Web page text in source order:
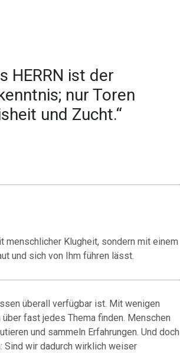
HERRN ist der
nur Toren
und Zucht.“
menschlicher Klugheit, sondern mit einem
und sich von Ihm führen lässt.
überall verfügbar ist. Mit wenigen
fast jedes Thema finden. Menschen
und sammeln Erfahrungen. Und doch
wir dadurch wirklich weiser